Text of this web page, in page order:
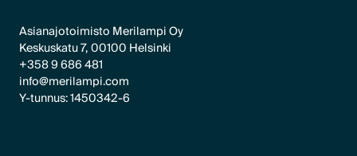
Asianajotoimisto Merilampi Oy
Keskuskatu 7, 00100 Helsinki
+358 9 686 481
info@merilampi.com
Y-tunnus: 1450342-6